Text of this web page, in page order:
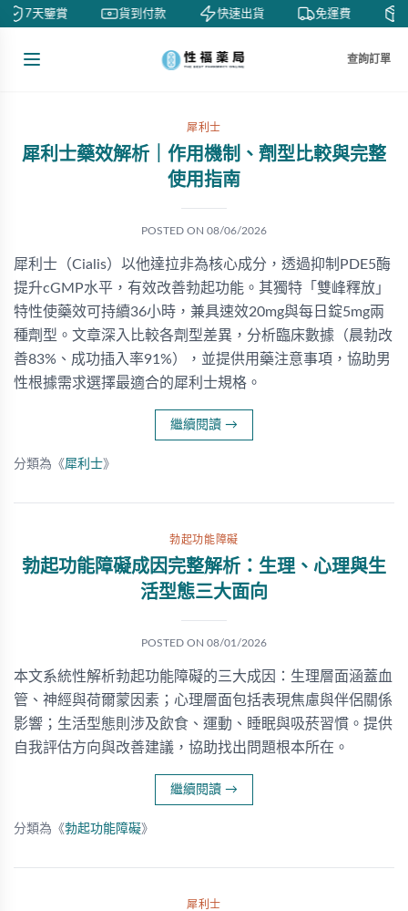
7天鑒賞 貨到付款 快速出貨 免運費 私
查詢訂單
犀利士
犀利士藥效解析｜作用機制、劑型比較與完整
使用指南
POSTED ON 08/06/2026
犀利士（Cialis）以他達拉非為核心成分，透過抑制PDE5酶
提升cGMP水平，有效改善勃起功能。其獨特「雙峰釋放」
特性使藥效可持續36小時，兼具速效20mg與每日錠5mg兩
種劑型。文章深入比較各劑型差異，分析臨床數據（晨勃改
善83%、成功插入率91%），並提供用藥注意事項，協助男
性根據需求選擇最適合的犀利士規格。
繼續閱讀 →
分類為《犀利士》
勃起功能障礙
勃起功能障礙成因完整解析：生理、心理與生
活型態三大面向
POSTED ON 08/01/2026
本文系統性解析勃起功能障礙的三大成因：生理層面涵蓋血
管、神經與荷爾蒙因素；心理層面包括表現焦慮與伴侶關係
影響；生活型態則涉及飲食、運動、睡眠與吸菸習慣。提供
自我評估方向與改善建議，協助找出問題根本所在。
繼續閱讀 →
分類為《勃起功能障礙》
犀利士